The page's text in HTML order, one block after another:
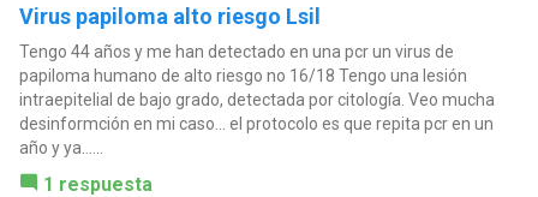
Virus papiloma alto riesgo Lsil
Tengo 44 años y me han detectado en una pcr un virus de
papiloma humano de alto riesgo no 16/18 Tengo una lesión
intraepitelial de bajo grado, detectada por citología. Veo mucha
desinformción en mi caso… el protocolo es que repita pcr en un
año y ya…...
1 respuesta